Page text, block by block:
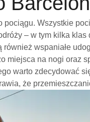
Wszystkie
– w tym kilka
wspaniałe
miejsca na nogi oraz
warto zdecydować
że